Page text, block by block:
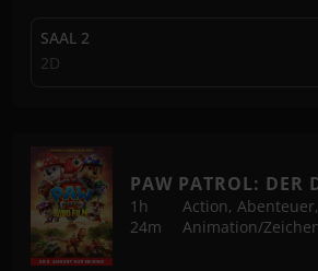
SAAL 2
2D
PAW PATROL: DER
Action, Abenteuer,
Animation/
1h
24m